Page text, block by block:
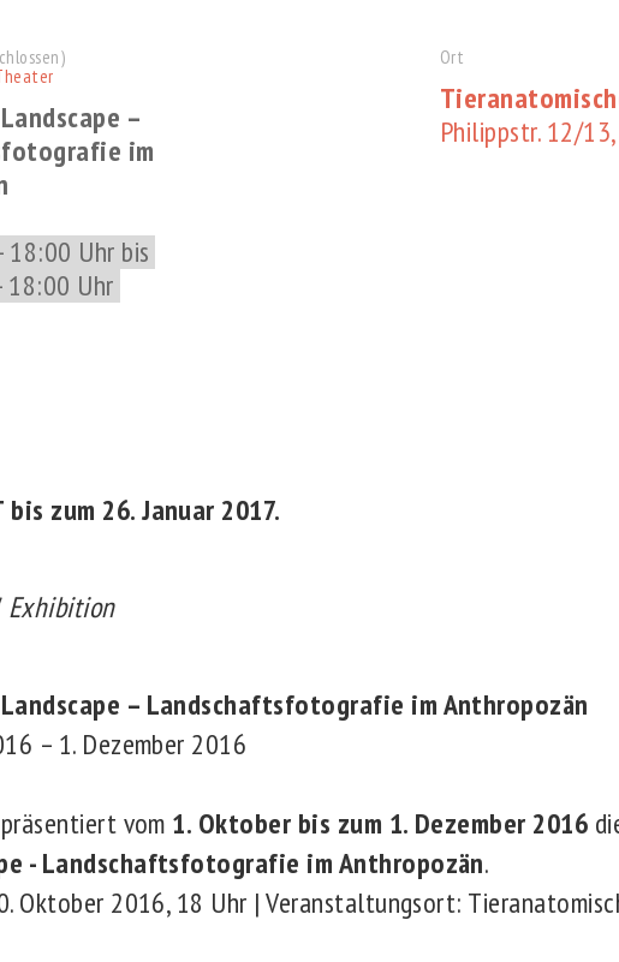
–
im
Uhr bis
18:00 Uhr
Ort
Philippstr. 12/
bis zum 26. Januar 2017.
Exhibition
– Landschaftsfotografie imAnthropozän
– 1. Dezember 2016
präsentiert vom 1. Oktober bis zum 1. Dezember 2016
- Landschaftsfotografie im Anthropozän.
Oktober 2016, 18 Uhr | Veranstaltungsort: